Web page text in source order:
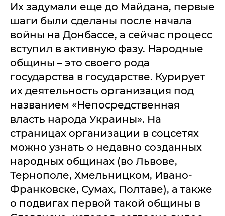
Их задумали еще до Майдана, первые
шаги были сделаны после начала
войны на Донбассе, а сейчас процесс
вступил в активную фазу. Народные
общины – это своего рода
государства в государстве. Курирует
их деятельность организация под
названием «Непосредственная
власть народа Украины». На
страницах организации в соцсетях
можно узнать о недавно созданных
народных общинах (во Львове,
Тернополе, Хмельницком, Ивано-
Франковске, Сумах, Полтаве), а также
о подвигах первой такой общины в